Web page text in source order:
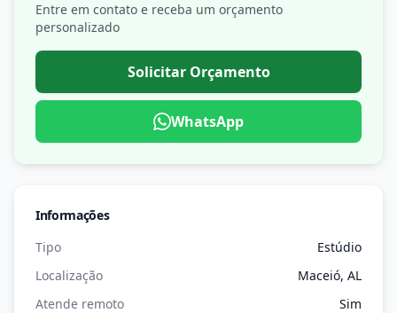
Entre em contato e receba um orçamento
personalizado
Solicitar Orçamento
WhatsApp
Informações
Tipo
Estúdio
Localização
Maceió, AL
Atende remoto
Sim